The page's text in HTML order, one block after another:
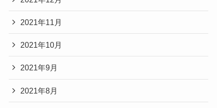
2021年11月
2021年10月
2021年9月
2021年8月